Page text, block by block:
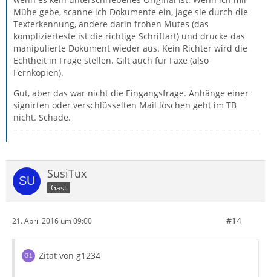
Mühe gebe, scanne ich Dokumente ein, jage sie durch die
Texterkennung, ändere darin frohen Mutes (das
komplizierteste ist die richtige Schriftart) und drucke das
manipulierte Dokument wieder aus. Kein Richter wird die
Echtheit in Frage stellen. Gilt auch für Faxe (also
Fernkopien).
Gut, aber das war nicht die Eingangsfrage. Anhänge einer
signirten oder verschlüsselten Mail löschen geht im TB
nicht. Schade.
SusiTux
Gast
21. April 2016 um 09:00 #14
Zitat von g1234